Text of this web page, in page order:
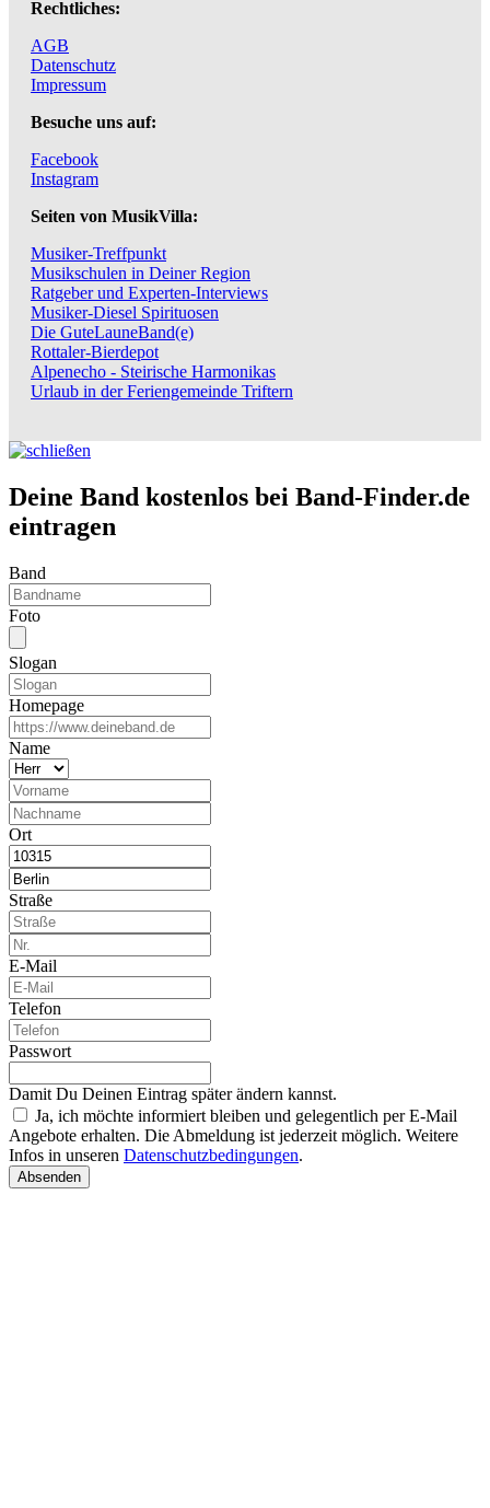
Rechtliches:
AGB
Datenschutz
Impressum
Besuche uns auf:
Facebook
Instagram
Seiten von MusikVilla:
Musiker-Treffpunkt
Musikschulen in Deiner Region
Ratgeber und Experten-Interviews
Musiker-Diesel Spirituosen
Die GuteLauneBand(e)
Rottaler-Bierdepot
Alpenecho - Steirische Harmonikas
Urlaub in der Feriengemeinde Triftern
Deine Band kostenlos bei Band-Finder.de
eintragen
Band
Foto
Slogan
Homepage
Name
Ort
Straße
E-Mail
Telefon
Passwort
Damit Du Deinen Eintrag später ändern kannst.
Ja, ich möchte informiert bleiben und gelegentlich per E-Mail
Angebote erhalten. Die Abmeldung ist jederzeit möglich. Weitere
Infos in unseren Datenschutzbedingungen.
Absenden